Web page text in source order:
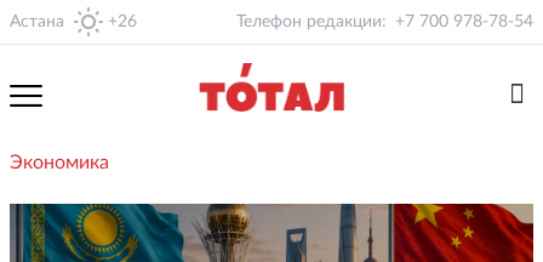
Астана +26 Телефон редакции: +7 700 978-78-54
Экономика